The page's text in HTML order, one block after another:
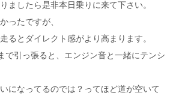
ましたら是非本日乗りに来て下さい。
ったですが、
るとダイレクト感がより高まります。
で引っ張ると、エンジン音と一緒にテンシ
になってるのでは？ってほど道が空いて